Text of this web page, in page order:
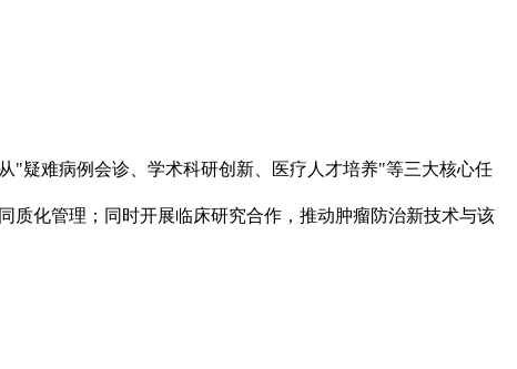
疑难病例会诊、学术科研创新、医疗人才培养"等三大核心任
化管理；同时开展临床研究合作，推动肿瘤防治新技术与该